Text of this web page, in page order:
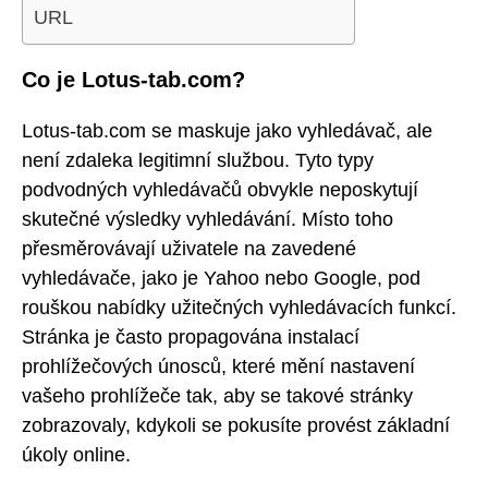
URL
Co je Lotus-tab.com?
Lotus-tab.com se maskuje jako vyhledávač, ale
není zdaleka legitimní službou. Tyto typy
podvodných vyhledávačů obvykle neposkytují
skutečné výsledky vyhledávání. Místo toho
přesměrovávají uživatele na zavedené
vyhledávače, jako je Yahoo nebo Google, pod
rouškou nabídky užitečných vyhledávacích funkcí.
Stránka je často propagována instalací
prohlížečových únosců, které mění nastavení
vašeho prohlížeče tak, aby se takové stránky
zobrazovaly, kdykoli se pokusíte provést základní
úkoly online.